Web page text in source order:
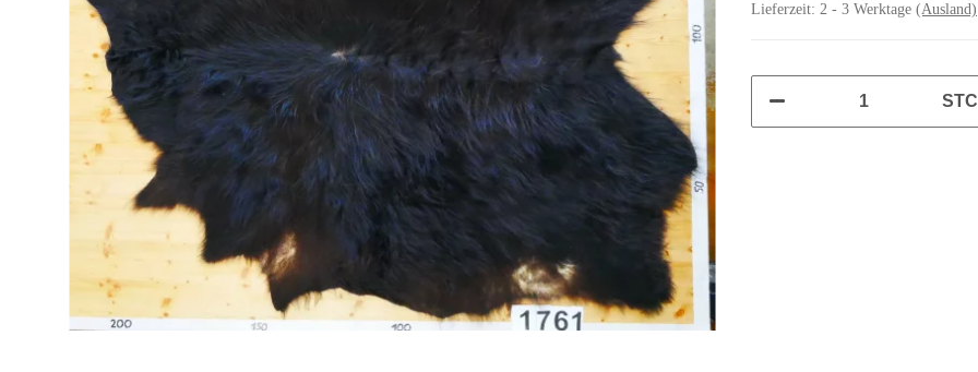
Lieferzeit: 2 - 3 Werktage (Ausland)